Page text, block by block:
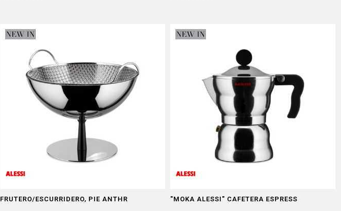
FRUTERO/ESCURRIDERO, PIE ANTHR "MOKA ALESSI" CAFETERA ESPRESS